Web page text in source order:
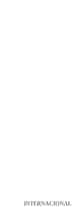
INTERNACIONAL